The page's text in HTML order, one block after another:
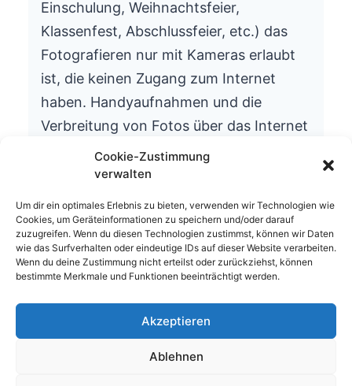
Cookie-Zustimmung
verwalten
Um dir ein optimales Erlebnis zu bieten, verwenden wir Technologien wie
Cookies, um Geräteinformationen zu speichern und/oder darauf
zuzugreifen. Wenn du diesen Technologien zustimmst, können wir Daten
wie das Surfverhalten oder eindeutige IDs auf dieser Website verarbeiten.
Wenn du deine Zustimmung nicht erteilst oder zurückziehst, können
bestimmte Merkmale und Funktionen beeinträchtigt werden.
Akzeptieren
Ablehnen
Einschulung, Weihnachtsfeier,
Klassenfest, Abschlussfeier, etc.) das
Fotografieren nur mit Kameras erlaubt
ist, die keinen Zugang zum Internet
haben. Handyaufnahmen und die
Verbreitung von Fotos über das Internet
ist aus datenschutzrechtlichen Gründen
nicht gestattet.
Wir bitten um Ihr Verständnis.
Die Schulleitung